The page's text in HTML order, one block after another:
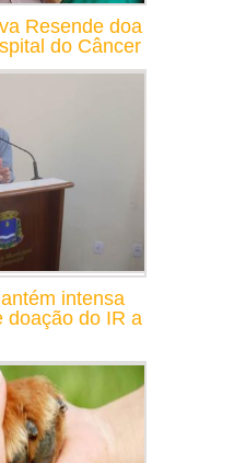
Resende doa
do Câncer
intensa
doação do IR a